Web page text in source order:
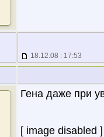
18.12.08 : 17:53
Гена даже при
[ image disabled ]